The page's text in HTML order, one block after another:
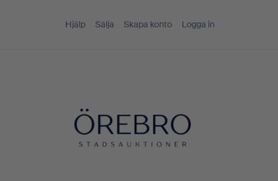
Hjälp Sälja Skapa konto Logga in